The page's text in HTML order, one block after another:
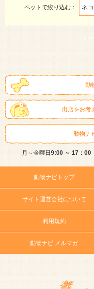
ペットで絞り込む：
ス
動
出店をお考
動物ナ
月～金曜日9:00 ～ 17：00
動物ナビトップ
サイト運営会社について
利用規約
動物ナビ メルマガ